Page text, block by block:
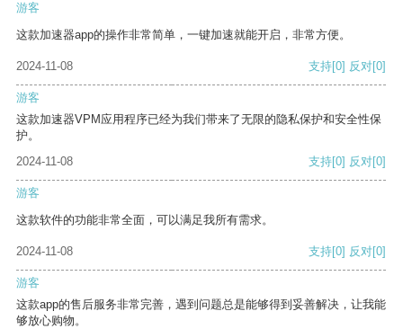
游客
这款加速器app的操作非常简单，一键加速就能开启，非常方便。
2024-11-08 支持[0] 反对[0]
游客
这款加速器VPM应用程序已经为我们带来了无限的隐私保护和安全性保
护。
2024-11-08
支持[0] 反对[0]
游客
这款软件的功能非常全面，可以满足我所有需求。
2024-11-08 支持[0] 反对[0]
游客
这款app的售后服务非常完善，遇到问题总是能够得到妥善解决，让我能
够放心购物。